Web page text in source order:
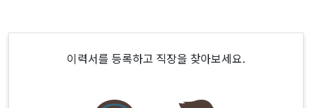
이력서를 등록하고 직장을 찾아보세요.